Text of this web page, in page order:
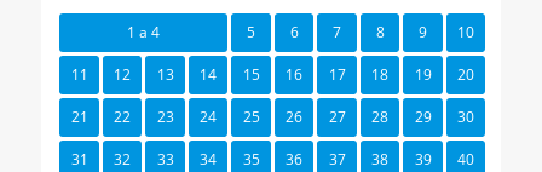
1 a 4 5 6 7 8 9 10
11 12 13 14 15 16 17 18 19 20
21 22 23 24 25 26 27 28 29 30
31 32 33 34 35 36 37 38 39 40